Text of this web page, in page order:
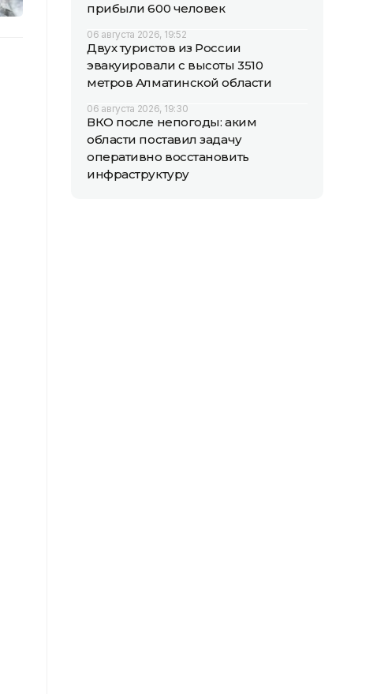
прибыли 600 человек
06 августа 2026, 19:52
Двух туристов из России
эвакуировали с высоты 3510
метров Алматинской области
06 августа 2026, 19:30
ВКО после непогоды: аким
области поставил задачу
оперативно восстановить
инфраструктуру